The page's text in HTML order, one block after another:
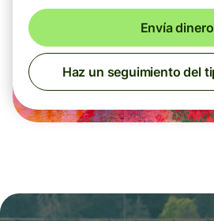
Envía dinero
Haz un seguimiento del